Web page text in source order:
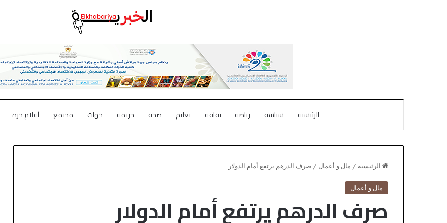
الرئيسية سياسة رياضة ثقافة تعليم صحة جريمة جهات مجتمع أقلام حرة
الرئيسية / مال و أعمال / صرف الدرهم يرتفع أمام الدولار
مال و أعمال
صرف الدرهم يرتفع أمام الدولار